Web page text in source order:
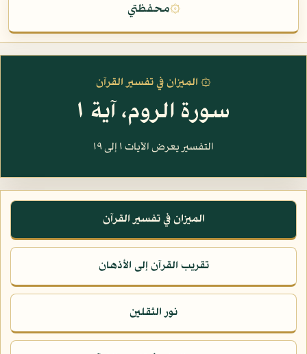
۞محفظتي
۞ الميزان في تفسير القرآن
سورة الروم، آية ١
التفسير يعرض الآيات ١ إلى ١٩
الميزان في تفسير القرآن
تقريب القرآن إلى الأذهان
نور الثقلين